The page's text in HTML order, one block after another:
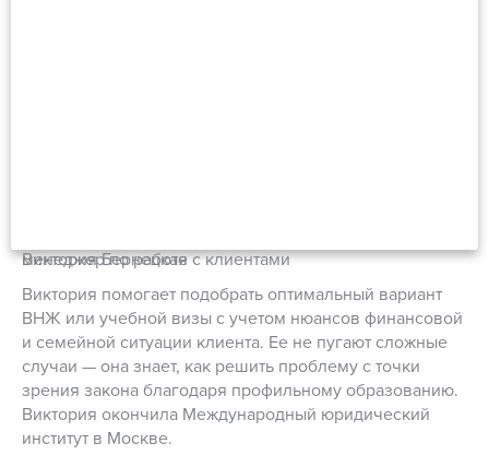
Виктория Бернецкая
менеджер по работе с клиентами
Виктория помогает подобрать оптимальный вариант
ВНЖ или учебной визы с учетом нюансов финансовой
и семейной ситуации клиента. Ее не пугают сложные
случаи — она знает, как решить проблему с точки
зрения закона благодаря профильному образованию.
Виктория окончила Международный юридический
институт в Москве.